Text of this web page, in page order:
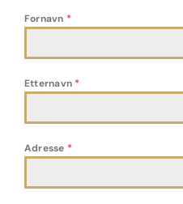
Fornavn *
Etternavn *
Adresse *